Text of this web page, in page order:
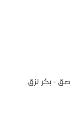
- بكر لزق